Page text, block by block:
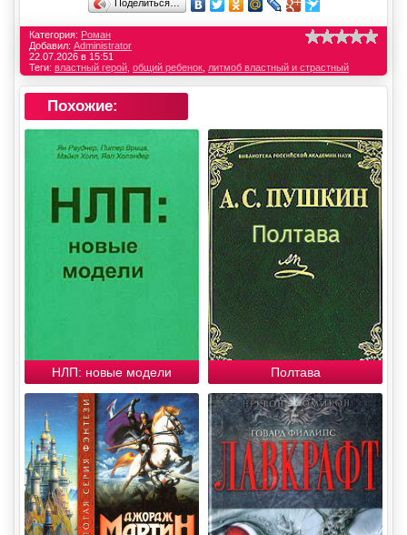
Поделиться…
Категория: Роман
Добавил: Administrator
22.07.2026 в 15:51
Теги: властный герой общий ребенок литмоб властный и страстный
Похожие:
НЛП: новые модели Полтава